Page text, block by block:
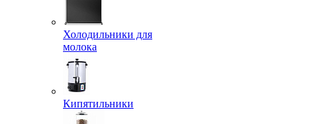
Холодильники для
молока
Кипятильники